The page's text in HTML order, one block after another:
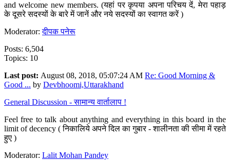
and welcome new members. (यहां पर कृपया अपना परिचय दें, मेरा पहाड़
के दूसरे सदस्यों के बारे में जानें और नये सदस्यों का स्वागत करें )
Moderator:दीपक पनेरू
Posts: 6,504
Topics: 10
Last post: August 08, 2018, 05:07:24 AM Re: Good Morning &
Good ... by Devbhoomi,Uttarakhand
General Discussion - सामान्य वार्तालाप !
Feel free to talk about anything and everything in this board in the
limit of decency ( निकालिये अपने दिल का गुबार - शालीनता की सीमा में रहते
हुए )
Moderator: Lalit Mohan Pandey